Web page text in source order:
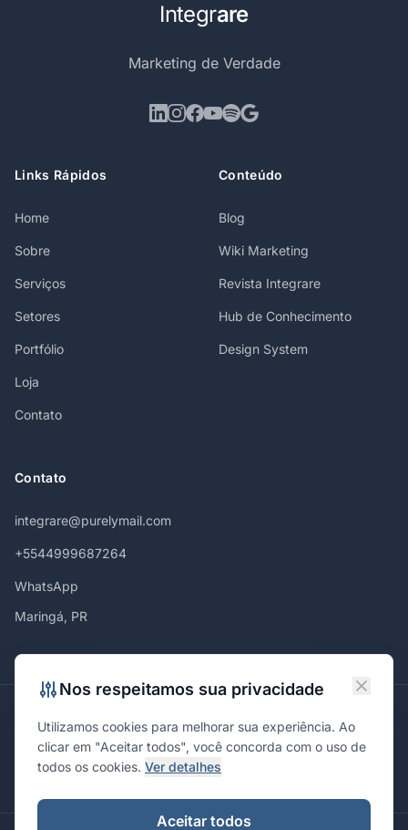
Integrare
Marketing de Verdade
Links Rápidos
Home
Sobre
Serviços
Setores
Portfólio
Loja
Contato
Conteúdo
Blog
Wiki Marketing
Revista Integrare
Hub de Conhecimento
Design System
Contato
integrare@purelymail.com
+5544999687264
WhatsApp
Maringá, PR
MaringáCuritibaSão PauloLondrinaCascavelPonta Grossa
Florianópolis BrasíliaJoinvilleCampinas
Nos respeitamos sua privacidade
Utilizamos cookies para melhorar sua experiência. Ao
clicar em "Aceitar todos", você concorda com o uso de
todos os cookies. Ver detalhes
Aceitar todos